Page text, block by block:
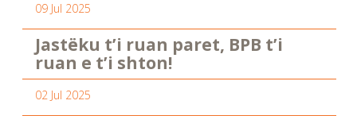
09 Jul 2025
Jastëku t’i ruan paret, BPB t’i
ruan e t’i shton!
02 Jul 2025